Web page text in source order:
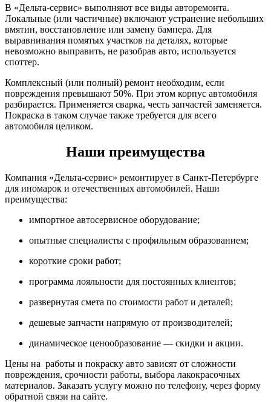
В «Дельта-сервис» выполняют все виды авторемонта.
Локальные (или частичные) включают устранение небольших
вмятин, восстановление или замену бампера. Для
выравнивания помятых участков на деталях, которые
невозможно выправить, не разобрав авто, используется
споттер.
Комплексный (или полный) ремонт необходим, если
повреждения превышают 50%. При этом корпус автомобиля
разбирается. Применяется сварка, честь запчастей заменяется.
Покраска в таком случае также требуется для всего
автомобиля целиком.
Наши преимущества
Компания «Дельта-сервис» ремонтирует в Санкт-Петербурге
для иномарок и отечественных автомобилей. Наши
преимущества:
импортное автосервисное оборудование;
опытные специалисты с профильным образованием;
короткие сроки работ;
программа лояльности для постоянных клиентов;
развернутая смета по стоимости работ и деталей;
дешевые запчасти напрямую от производителей;
динамическое ценообразование — скидки и акции.
Цены на работы и покраску авто зависят от сложности
повреждения, срочности работы, выбора лакокрасочных
материалов. Заказать услугу можно по телефону, через форму
обратной связи на сайте.